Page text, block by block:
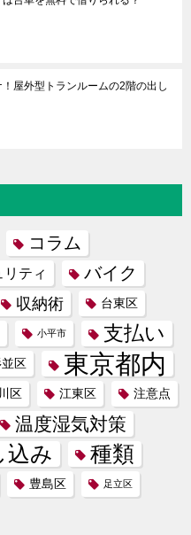
！屋外型トランルームの2階の出し
コラム
リティ バイク
収納術 台東区
小平市 支払い
区 東京都内
区 江東区 注意点
温度湿気対策
込み 種類
豊島区 足立区